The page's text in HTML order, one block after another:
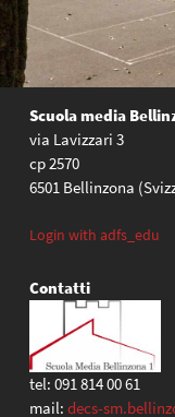
Scuola media
via Lavizzari 3
cp 2570
6501 Bellinzona
Login with adfs_edu
Contatti
tel: 091 814 00 61
mail: decs-